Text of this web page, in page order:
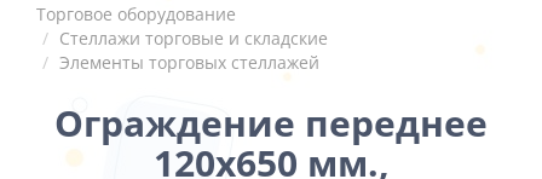
Торговое оборудование
Стеллажи торговые и складские
Элементы торговых стеллажей
Ограждение переднее
120х650 мм.,